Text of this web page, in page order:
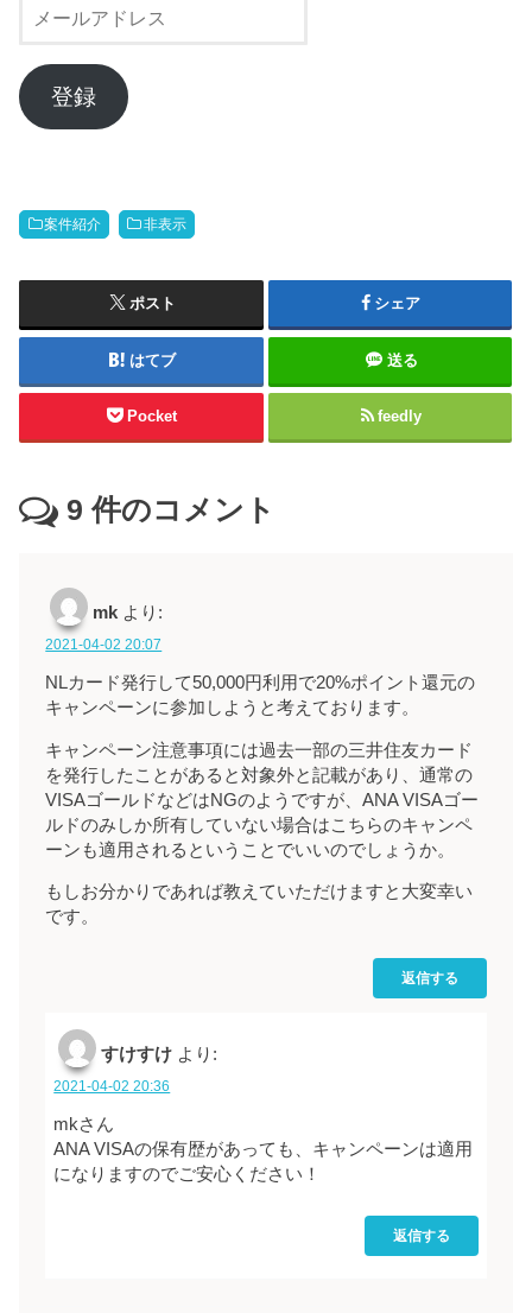
ー
ル
ア
ド
登録
案件紹介 非表示
ポスト シェア
はてブ 送る
Pocket feedly
9 件のコメント
mk より:
2021-04-02 20:07
NLカード発行して50,000円利用で20%ポイント還元の
キャンペーンに参加しようと考えております。
キャンペーン注意事項には過去一部の三井住友カード
を発行したことがあると対象外と記載があり、通常の
VISAゴールドなどはNGのようですが、ANA VISAゴー
ルドのみしか所有していない場合はこちらのキャンペ
ーンも適用されるということでいいのでしょうか。
もしお分かりであれば教えていただけますと大変幸い
です。
返信する
すけすけ より:
2021-04-02 20:36
mkさん
ANA VISAの保有歴があっても、キャンペーンは適用
になりますのでご安心ください！
返信する